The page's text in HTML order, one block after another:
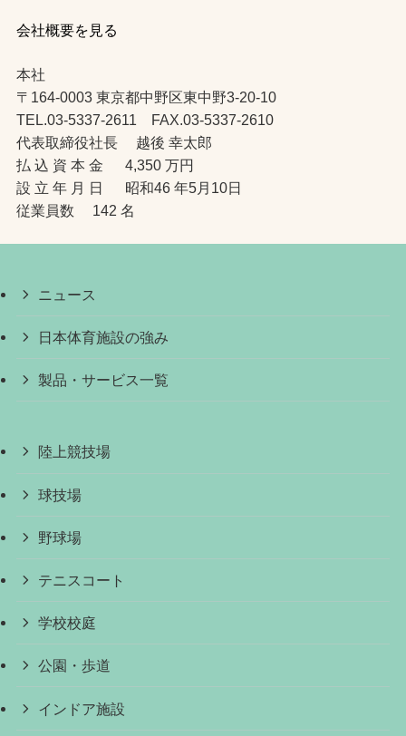
会社概要を見る
本社
〒164-0003 東京都中野区東中野3-20-10
TEL.03-5337-2611 FAX.03-5337-2610
代表取締役社長 越後 幸太郎
払 込 資 本 金 4,350 万円
設 立 年 月 日 昭和46 年5月10日
従業員数 142 名
ニュース
日本体育施設の強み
製品・サービス一覧
陸上競技場
球技場
野球場
テニスコート
学校校庭
公園・歩道
インドア施設